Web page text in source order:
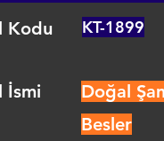
Kodu KT-1899
İsmi
Doğal
Besler